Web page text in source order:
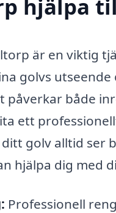
hjälpa
är en viktig
golvs
påverkar både
ett
golv alltid ser
hjälpa dig med
Professionell